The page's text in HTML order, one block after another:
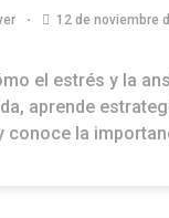
12 de noviembre
el estrés y la
aprende
conoce la